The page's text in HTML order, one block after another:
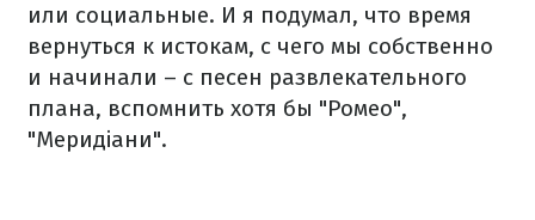
или социальные. И я подумал, что время
вернуться к истокам, с чего мы собственно
и начинали – с песен развлекательного
плана, вспомнить хотя бы "Ромео",
"Меридіани".